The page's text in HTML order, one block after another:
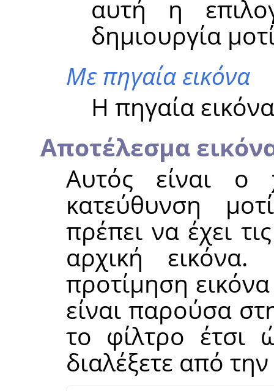
αυτή η
δημιουργία
Με πηγαία εικόνα
Η πηγαία
Αποτέλεσμα
Αυτός είναι
κατεύθυνση
πρέπει να έχει
αρχική
προτίμηση
είναι παρούσα
το φίλτρο έτσι
διαλέξετε από